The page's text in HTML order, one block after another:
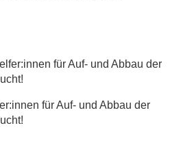
für Auf- und Abbau der
für Auf- und Abbau der